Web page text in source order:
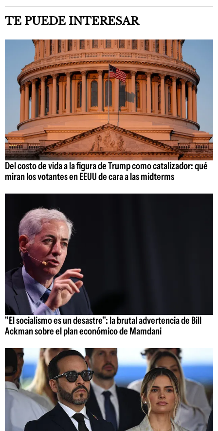
TE PUEDE INTERESAR
Del costo de vida a la figura de Trump como catalizador: qué
miran los votantes en EEUU de cara a las midterms
"El socialismo es un desastre": la brutal advertencia de Bill
Ackman sobre el plan económico de Mamdani